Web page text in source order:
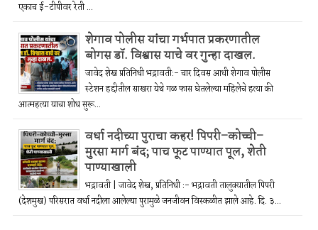
एकाच ई-टीपीवर रेती ...
शेगाव पोलीस यांचा गर्भपात प्रकरणातील
बोगस डॉ. विश्वास याचे वर गुन्हा दाखल.
जावेद शेख प्रतिनिधी भद्रावती:- चार दिवस आधी शेगाव पोलीस
स्टेशन हद्दीतील साखरा येथे गळ फास घेतलेल्या महिलेचे हत्या की
आत्महत्या याचा शोध सुरू...
वर्धा नदीच्या पुराचा कहर! पिपरी–कोच्ची–
मुरसा मार्ग बंद; पाच फूट पाण्यात पूल, शेती
पाण्याखाली
भद्रावती | जावेद शेख, प्रतिनिधी :- भद्रावती तालुक्यातील पिपरी
(देशमुख) परिसरात वर्धा नदीला आलेल्या पुरामुळे जनजीवन विस्कळीत झाले आहे. दि. ३...